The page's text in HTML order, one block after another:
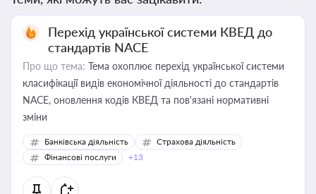
Перехід української системи КВЕД до
стандартів NACE
Про що тема: Тема охоплює перехід української системи
класифікації видів економічної діяльності до стандартів
NACE, оновлення кодів КВЕД та пов'язані нормативні
зміни
Банківська діяльність
Страхова діяльність
Фінансові послуги
+13